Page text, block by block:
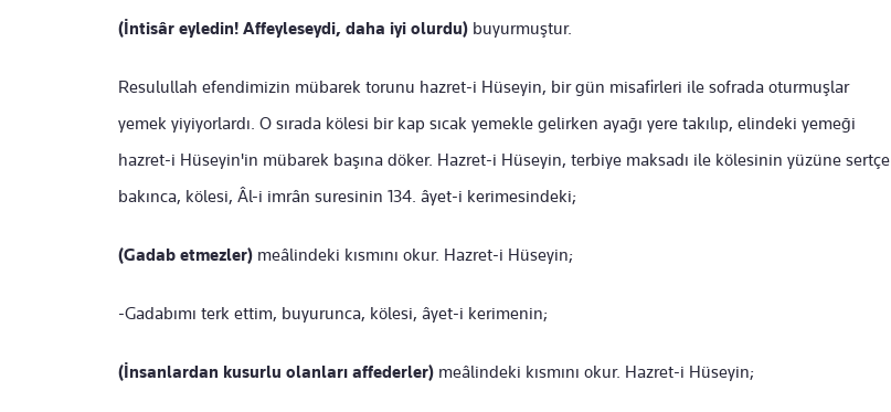
(İntisâr eyledin! Affeyleseydi, daha iyi olurdu) buyurmuştur.
Resulullah efendimizin mübarek torunu hazret-i Hüseyin, bir gün misafirleri ile sofrada oturmuşlar
yemek yiyiyorlardı. O sırada kölesi bir kap sıcak yemekle gelirken ayağı yere takılıp, elindeki yemeği
hazret-i Hüseyin'in mübarek başına döker. Hazret-i Hüseyin, terbiye maksadı ile kölesinin yüzüne sertçe
bakınca, kölesi, Âl-i imrân suresinin 134. âyet-i kerimesindeki;
(Gadab etmezler) meâlindeki kısmını okur. Hazret-i Hüseyin;
-Gadabımı terk ettim, buyurunca, kölesi, âyet-i kerimenin;
(İnsanlardan kusurlu olanları affederler) meâlindeki kısmını okur. Hazret-i Hüseyin;